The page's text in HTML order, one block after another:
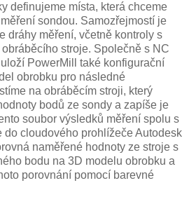
definujeme místa, která chceme
sondou. Samozřejmostí je
dráhy měření, včetně kontroly s
stroje. Společně s NC
PowerMill také konfigurační
obrobku pro následné
na obráběcím stroji, který
bodů ze sondy a zapíše je
soubor výsledků měření spolu s
do cloudového prohlížeče Autodesk
naměřené hodnoty ze stroje s
bodu na 3D modelu obrobku a
porovnání pomocí barevné